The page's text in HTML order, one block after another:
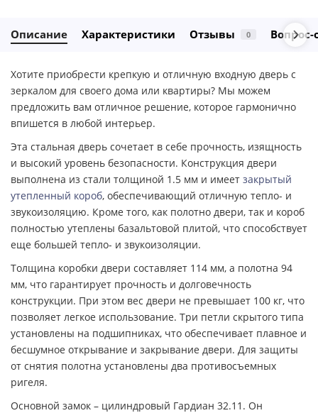
Описание Характеристики Отзывы 0 Вопрос-
Хотите приобрести крепкую и отличную входную дверь с
зеркалом для своего дома или квартиры? Мы можем
предложить вам отличное решение, которое гармонично
впишется в любой интерьер.
Эта стальная дверь сочетает в себе прочность, изящность
и высокий уровень безопасности. Конструкция двери
выполнена из стали толщиной 1.5 мм и имеет закрытый
утепленный короб, обеспечивающий отличную тепло- и
звукоизоляцию. Кроме того, как полотно двери, так и короб
полностью утеплены базальтовой плитой, что способствует
еще большей тепло- и звукоизоляции.
Толщина коробки двери составляет 114 мм, а полотна 94
мм, что гарантирует прочность и долговечность
конструкции. При этом вес двери не превышает 100 кг, что
позволяет легкое использование. Три петли скрытого типа
установлены на подшипниках, что обеспечивает плавное и
бесшумное открывание и закрывание двери. Для защиты
от снятия полотна установлены два противосъемных
ригеля.
Основной замок – цилиндровый Гардиан 32.11. Он